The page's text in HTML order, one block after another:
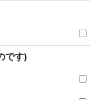
です)